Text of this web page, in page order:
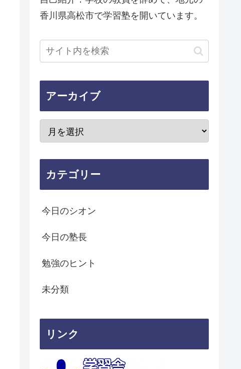
香川県高松市で学習塾を開いています。
アーカイブ
カテゴリー
今日のシオン
今日の塾長
勉強のヒント
未分類
リンク